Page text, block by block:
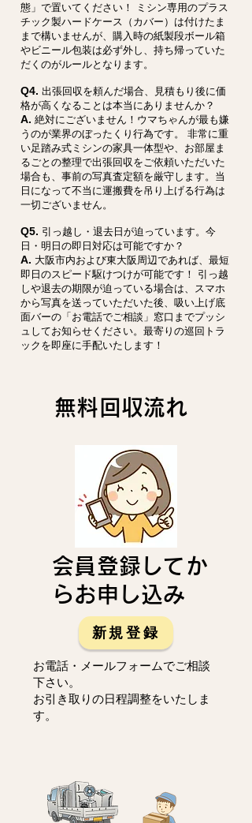
態」で置いてください！ ミシン専用のプラス
チック製ハードケース（カバー）は付けたま
まで構いませんが、購入時の紙製段ボール箱
やビニール包装は必ず外し、持ち帰っていた
だくのがルールとなります。
Q4. 出張回収を頼んだ場合、見積もり後に価
格が高くなることは本当にありませんか？
A. 絶対にございません！ウマちゃんが最も嫌
うのが業界のぼったくり行為です。 非常に重
い足踏み式ミシンの家具一体型や、お部屋ま
るごとの整理で出張回収をご依頼いただいた
場合も、事前の写真査定額を厳守します。当
日になって不当に運搬費を吊り上げる行為は
一切ございません。
Q5. 引っ越し・退去日が迫っています。今
日・明日の即日対応は可能ですか？
A. 大阪市内および東大阪周辺であれば、最短
即日のスピード駆けつけが可能です！ 引っ越
しや退去の期限が迫っている場合は、スマホ
から写真を送っていただいた後、吸い上げ底
面バーの「お電話でご相談」窓口までプッシ
ュしてお知らせください。最寄りの巡回トラ
ックを即座に手配いたします！
無料回収流れ
会員登録してか
らお申し込み
新規登録
お電話・メールフォームでご相談
下さい。
お引き取りの日程調整をいたしま
す。